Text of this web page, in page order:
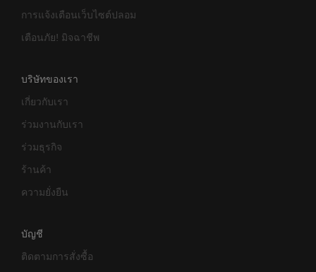
การแจ้งเตือนเว็บไซต์ปลอม
เตือนภัย! มิจฉาชีพ
บริษัทของเรา
เกี่ยวกับเรา
ร่วมงานกับเรา
ร่วมธุรกิจ
ร้านค้า
ความยั่งยืน
บัญชี
ติดตามการสั่งซื้อ